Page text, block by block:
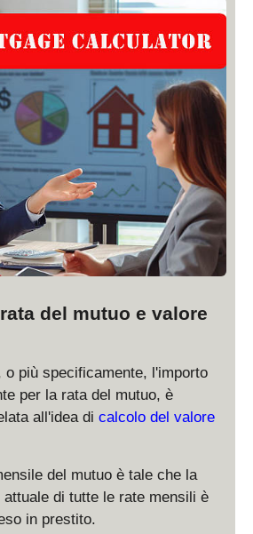
del mutuo e valore
o più specificamente, l'importo
per la rata del mutuo, è
all'idea di calcolo del valore
del mutuo è tale che la
di tutte le rate mensili è
in prestito.